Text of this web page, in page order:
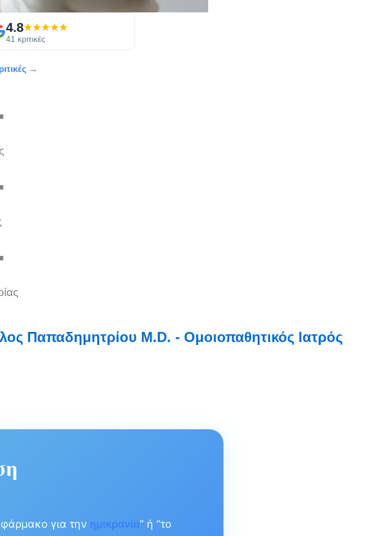
4.8★★★★★
41 κριτικές
→
Παπαδημητρίου M.D. - Ομοιοπαθητικός Ιατρός
για την ημικρανία” ή “το